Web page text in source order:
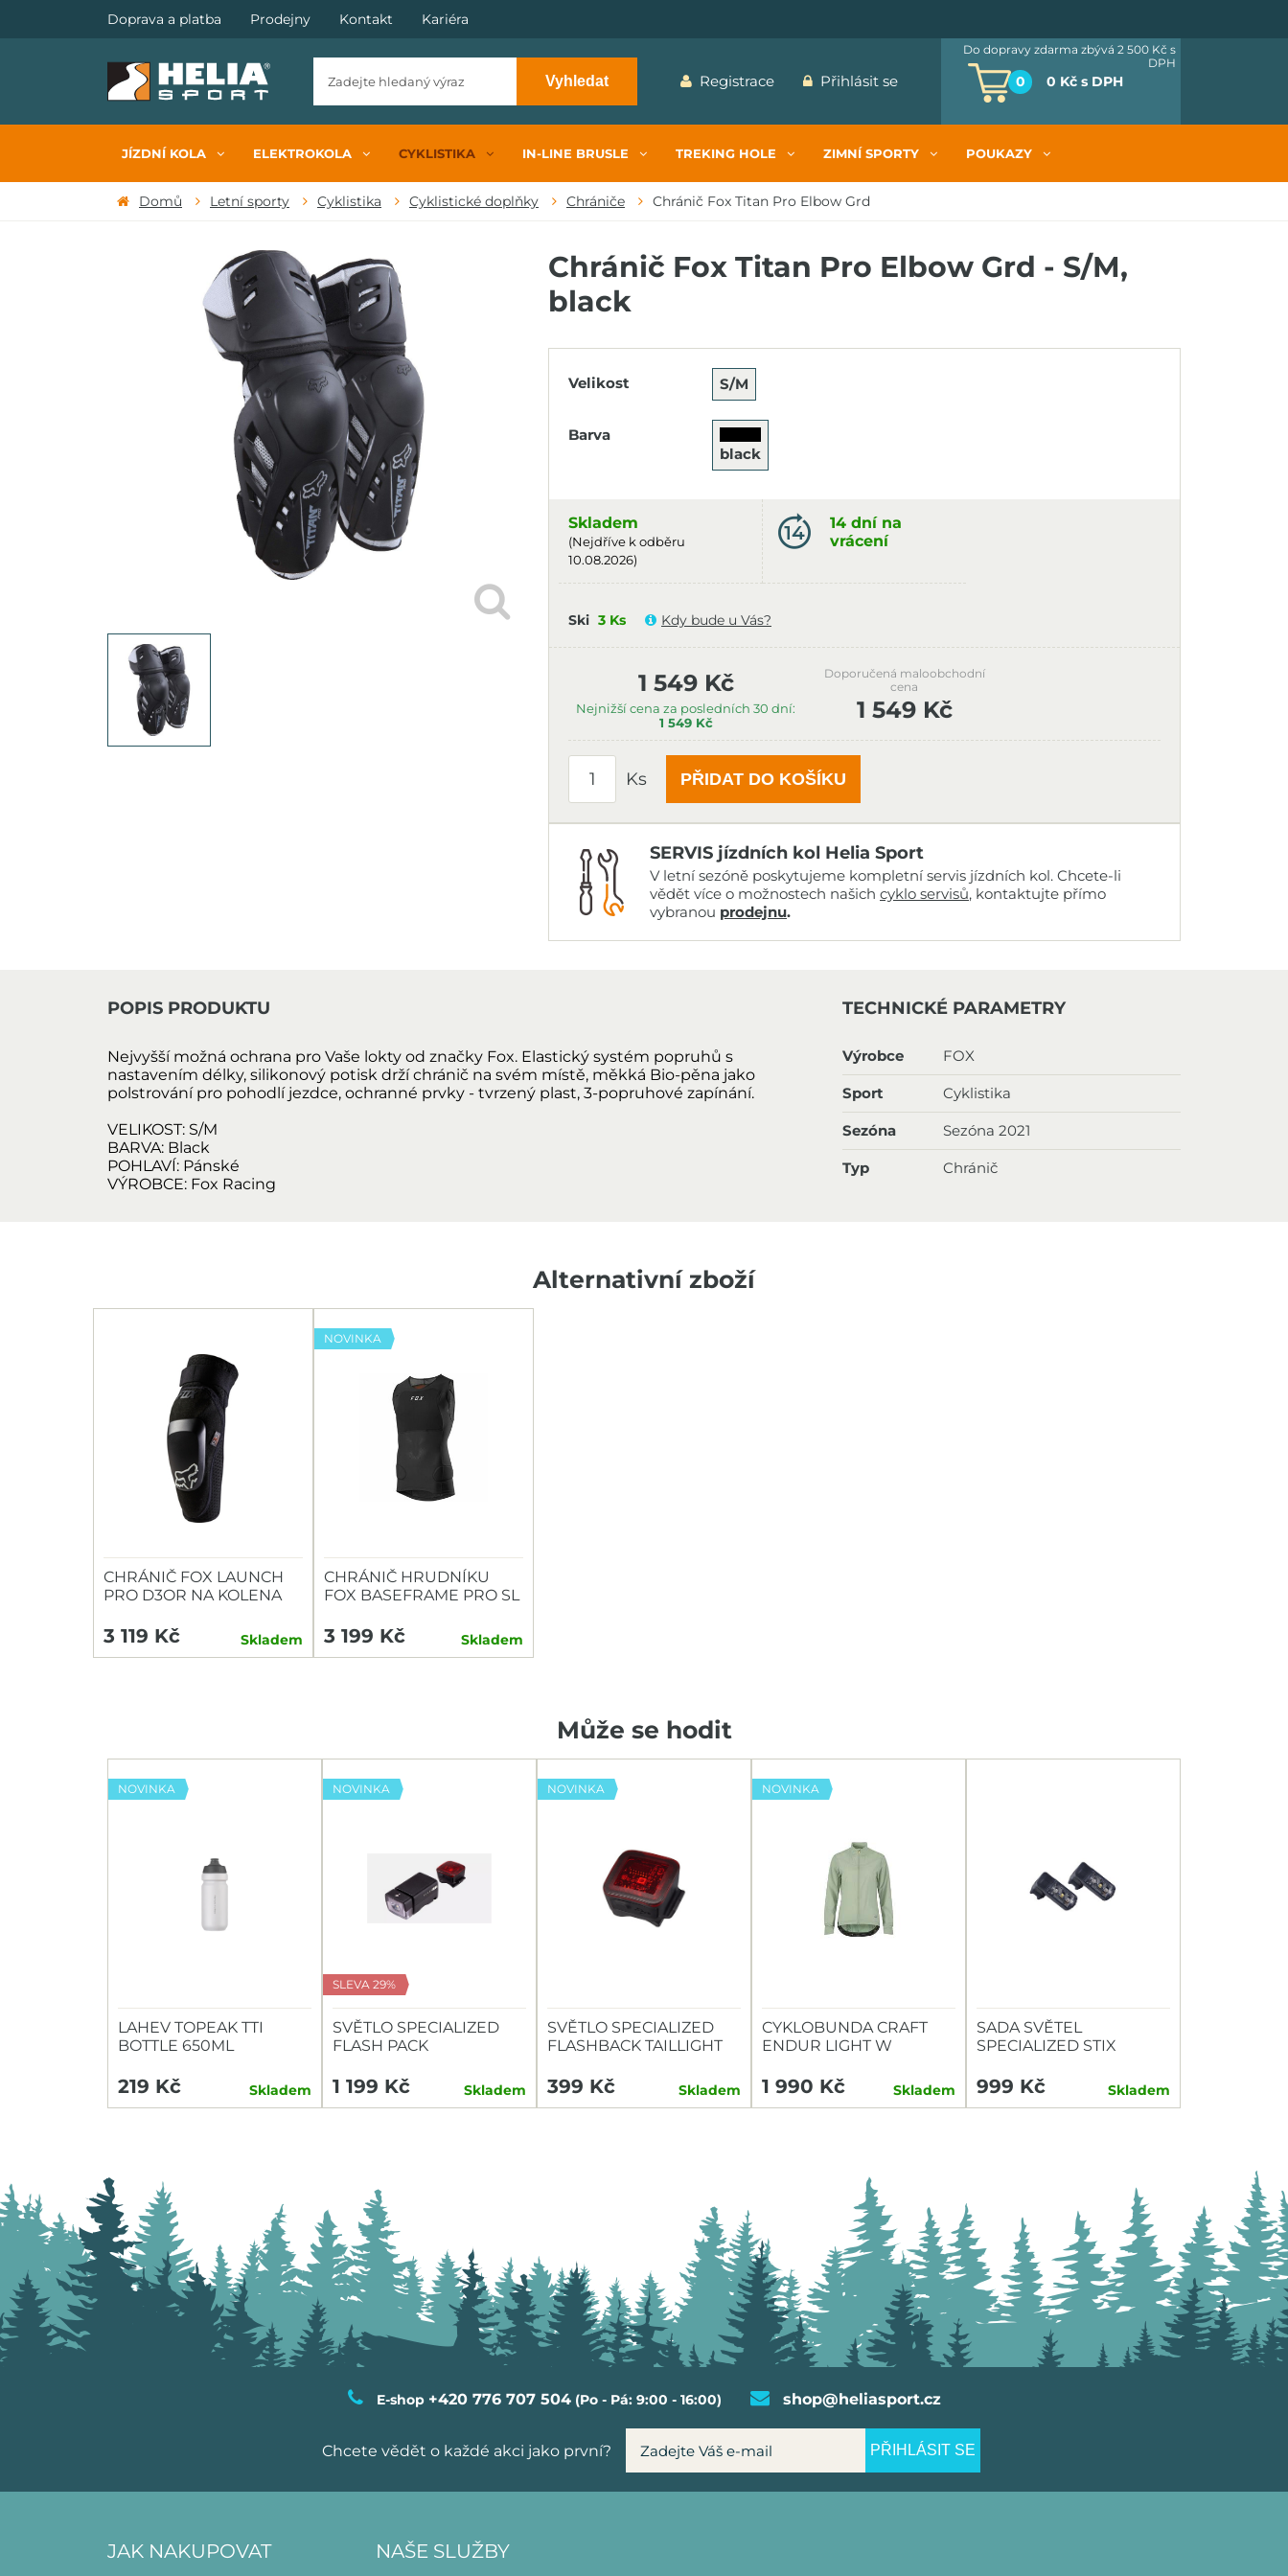
Doprava a platba Prodejny Kontakt Kariéra
Vyhledat Registrace Přihlásit se 0 0 Kč s DPH
Do dopravy zdarma zbývá 2 500 Kč s
DPH
JÍZDNÍ KOLA ELEKTROKOLA CYKLISTIKA IN-LINE BRUSLE TREKING HOLE ZIMNÍ SPORTY POUKAZY
Domů Letní sporty Cyklistika Cyklistické doplňky Chrániče Chránič Fox Titan Pro Elbow Grd
Chránič Fox Titan Pro Elbow Grd - S/M,
black
Velikost S/M
Barva
black
Skladem
(Nejdříve k odběru
10.08.2026)
14 dní na
vrácení
Ski 3 Ks Kdy bude u Vás?
1 549 Kč
Nejnižší cena za posledních 30 dní:
1 549 Kč
Doporučená maloobchodní
cena
1 549 Kč
Ks PŘIDAT DO KOŠÍKU
SERVIS jízdních kol Helia Sport
V letní sezóně poskytujeme kompletní servis jízdních kol. Chcete-li
vědět více o možnostech našich cyklo servisů, kontaktujte přímo
vybranou prodejnu.
POPIS PRODUKTU
Nejvyšší možná ochrana pro Vaše lokty od značky Fox. Elastický systém popruhů s
nastavením délky, silikonový potisk drží chránič na svém místě, měkká Bio-pěna jako
polstrování pro pohodlí jezdce, ochranné prvky - tvrzený plast, 3-popruhové zapínání.
VELIKOST: S/M
BARVA: Black
POHLAVÍ: Pánské
VÝROBCE: Fox Racing
TECHNICKÉ PARAMETRY
Výrobce FOX
Sport Cyklistika
Sezóna Sezóna 2021
Typ Chránič
Alternativní zboží
CHRÁNIČ FOX LAUNCH
PRO D3OR NA KOLENA
3 119 Kč Skladem
NOVINKA
CHRÁNIČ HRUDNÍKU
FOX BASEFRAME PRO SL
3 199 Kč Skladem
Může se hodit
NOVINKA
LAHEV TOPEAK TTI
BOTTLE 650ML
219 Kč Skladem
NOVINKA
SLEVA 29%
SVĚTLO SPECIALIZED
FLASH PACK
1 199 Kč Skladem
NOVINKA
SVĚTLO SPECIALIZED
FLASHBACK TAILLIGHT
399 Kč Skladem
NOVINKA
CYKLOBUNDA CRAFT
ENDUR LIGHT W
1 990 Kč Skladem
SADA SVĚTEL
SPECIALIZED STIX
999 Kč Skladem
E-shop +420 776 707 504(Po - Pá: 9:00 - 16:00) shop@heliasport.cz
Chcete vědět o každé akci jako první? PŘIHLÁSIT SE
JAK NAKUPOVAT NAŠE SLUŽBY